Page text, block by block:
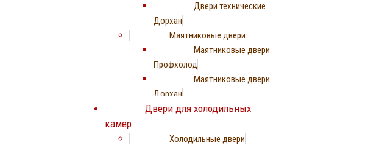
Двери технические
Дорхан
Маятниковые двери
Маятниковые двери
Профхолод
Маятниковые двери
Дорхан
Двери для холодильных
камер
Холодильные двери